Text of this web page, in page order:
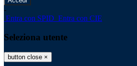
-
Entra con SPID Entra con CIE
Seleziona utente
button close ×